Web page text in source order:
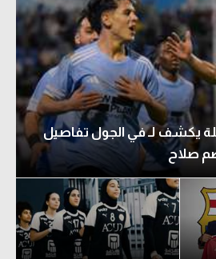
يكشف لـ في الجول تفاصيل
صلاح